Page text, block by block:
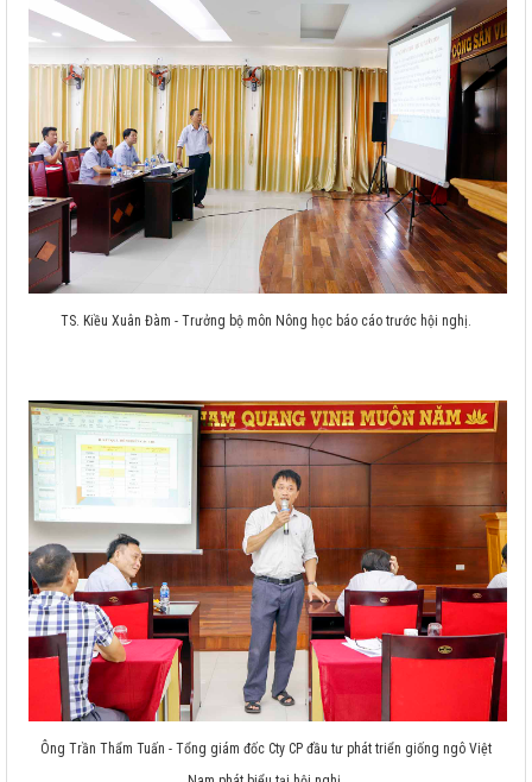
TS. Kiều Xuân Đàm - Trưởng bộ môn Nông học báo cáo trước hội nghị.
Ông Trần Thẩm Tuấn - Tổng giám đốc Cty CP đầu tư phát triển giống ngô Việt